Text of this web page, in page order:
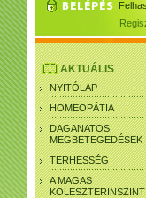
AKTUÁLIS
NYITÓLAP
HOMEOPÁTIA
DAGANATOS
MEGBETEGEDÉSEK
TERHESSÉG
A MAGAS
KOLESZTERINSZINT